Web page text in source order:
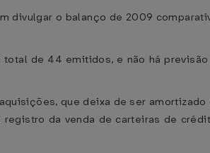
divulgar o balanço de 2009
de 44 emitidos, e não há
que deixa de ser
da venda de carteiras de